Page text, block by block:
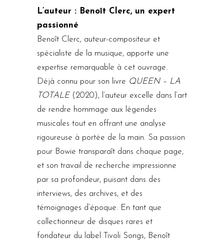
L’auteur : Benoît Clerc, un expert
passionné
Benoît Clerc, auteur-compositeur et
spécialiste de la musique, apporte une
expertise remarquable à cet ouvrage.
Déjà connu pour son livre QUEEN – LA
TOTALE (2020), l’auteur excelle dans l’art
de rendre hommage aux légendes
musicales tout en offrant une analyse
rigoureuse à portée de la main. Sa passion
pour Bowie transparaît dans chaque page,
et son travail de recherche impressionne
par sa profondeur, puisant dans des
interviews, des archives, et des
témoignages d’époque. En tant que
collectionneur de disques rares et
fondateur du label Tivoli Songs, Benoît